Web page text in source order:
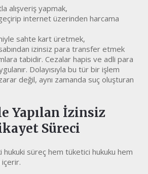
alışveriş yapmak,
internet üzerinden harcama
sahte kart üretmek,
izinsiz para transfer etmek
tabidir. Cezalar hapis ve adli para
Dolayısıyla bu tür bir işlem
değil, aynı zamanda suç oluşturan
Yapılan İzinsiz
Süreci
hukuki süreç hem tüketici hukuku hem